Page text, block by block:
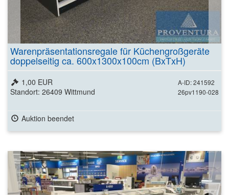
Warenpräsentationsregale für Küchengroßgeräte
doppelseitig ca. 600x1300x100cm (BxTxH)
A-ID: 241592
26pv1190-028
1,00 EUR
Standort: 26409 Wittmund
Auktion beendet